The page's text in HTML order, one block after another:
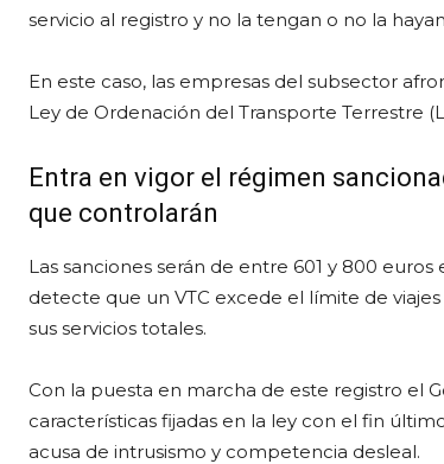
servicio al registro y no la tengan o no la
En este caso, las empresas del subsector
Ley de Ordenación del Transporte Terrestre
Entra en vigor el régimen
que controlarán
Las sanciones serán de entre 601 y 800
detecte que un VTC excede el límite de
sus servicios totales.
Con la puesta en marcha de este registro el
características fijadas en la ley con el fin
acusa de intrusismo y competencia desleal.